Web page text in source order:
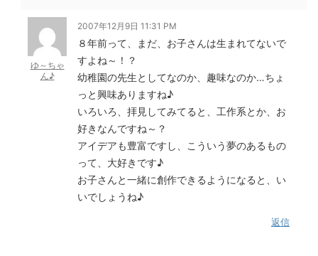
ゆ～ちゃ
ん♪
2007年12月9日 11:31 PM
８年前って、まだ、お子さんは生まれてないで
すよね～！？
幼稚園の先生としてなのか、趣味なのか…ちょ
っと興味ありますね♪
いろいろ、拝見してみてると、工作系とか、お
好きなんですね～？
アイデアも豊富ですし、こういう夢のあるもの
って、大好きです♪
お子さんと一緒に創作できるようになると、い
いでしょうね♪
返信